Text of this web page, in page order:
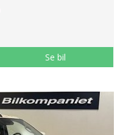
Se bil